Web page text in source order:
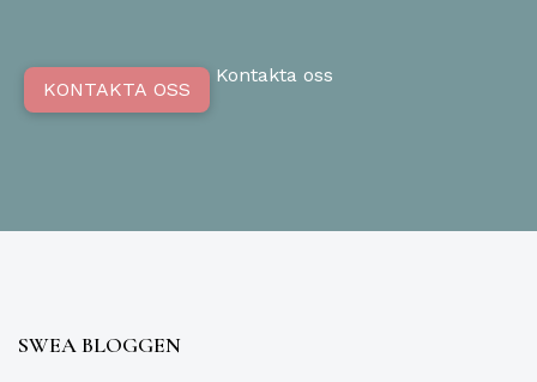
KONTAKTA OSS
Kontakta oss
SWEA BLOGGEN